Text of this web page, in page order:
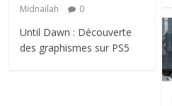
Midnailah
0
Until Dawn : Découverte
des graphismes sur PS5